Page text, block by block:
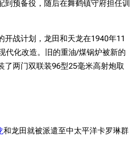
到预备役，随后在舞鹤镇守府担任训
开战计划，龙田和天龙在1940年11
代化改造。旧的重油/煤锅炉被新的
了两门双联装96型25毫米高射炮取
和龙田就被派遣至中太平洋卡罗琳群